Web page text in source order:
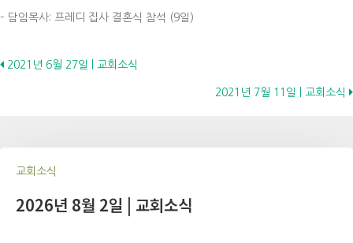
– 담임목사: 프레디 집사 결혼식 참석 (9일)
Posts
2021년 6월 27일 | 교회소식
2021년 7월 11일 | 교회소식
교회소식
2026년 8월 2일 | 교회소식